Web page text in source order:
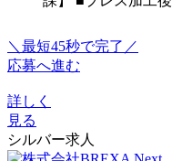
＼最短45秒で完了／
応募へ進む
詳しく
見る
シルバー求人